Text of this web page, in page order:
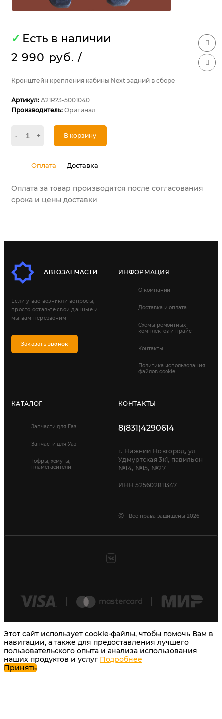
✓ Есть в наличии
2 990 руб. /
Кронштейн крепления кабины Next задний в сборе
Артикул: А21R23-5001040
Производитель: Оригинал
- + В корзину
Оплата Доставка
Оплата за товар производится после согласования
срока и цены доставки
Если у вас возникли вопросы,
просто оставьте свои данные и
мы вам перезвоним
Заказать звонок
ИНФОРМАЦИЯ
О компании
Доставка и оплата
Схемы ремонтных
комплектов и прайс
Контакты
Политика использования
файлов cookie
КАТАЛОГ
Запчасти для Газ
Запчасти для Уаз
Гофры, хомуты,
пламегасители
КОНТАКТЫ
8(831)4290614
г. Нижний Новгород, ул
Удмуртская 3к1, павильон
№14, №15, №27
ИНН 525602811347
© Все права защищены 2026
Этот сайт использует cookie-файлы, чтобы помочь Вам в
навигации, а также для предоставления лучшего
пользовательского опыта и анализа использования
наших продуктов и услуг Подробнее
Принять